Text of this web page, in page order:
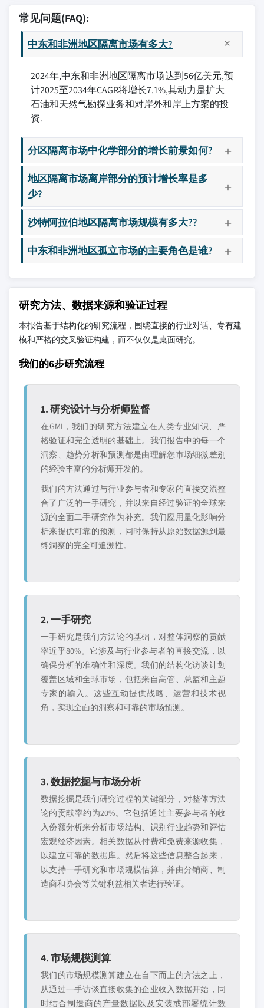
常见问题(FAQ):
中东和非洲地区隔离市场有多大?
2024年,中东和非洲地区隔离市场达到56亿美元,预
计2025至2034年CAGR将增长7.1%,其动力是扩大
石油和天然气勘探业务和对岸外和岸上方案的投
资.
分区隔离市场中化学部分的增长前景如何?
地区隔离市场离岸部分的预计增长率是多
少?
沙特阿拉伯地区隔离市场规模有多大??
中东和非洲地区孤立市场的主要角色是谁?
研究方法、数据来源和验证过程
本报告基于结构化的研究流程，围绕直接的行业对话、专有建
模和严格的交叉验证构建，而不仅仅是桌面研究。
我们的6步研究流程
1. 研究设计与分析师监督
在GMI，我们的研究方法建立在人类专业知识、严
格验证和完全透明的基础上。我们报告中的每一个
洞察、趋势分析和预测都是由理解您市场细微差别
的经验丰富的分析师开发的。
我们的方法通过与行业参与者和专家的直接交流整
合了广泛的一手研究，并以来自经过验证的全球来
源的全面二手研究作为补充。我们应用量化影响分
析来提供可靠的预测，同时保持从原始数据源到最
终洞察的完全可追溯性。
2. 一手研究
一手研究是我们方法论的基础，对整体洞察的贡献
率近乎80%。它涉及与行业参与者的直接交流，以
确保分析的准确性和深度。我们的结构化访谈计划
覆盖区域和全球市场，包括来自高管、总监和主题
专家的输入。这些互动提供战略、运营和技术视
角，实现全面的洞察和可靠的市场预测。
3. 数据挖掘与市场分析
数据挖掘是我们研究过程的关键部分，对整体方法
论的贡献率约为20%。它包括通过主要参与者的收
入份额分析来分析市场结构、识别行业趋势和评估
宏观经济因素。相关数据从付费和免费来源收集，
以建立可靠的数据库。然后将这些信息整合起来，
以支持一手研究和市场规模估算，并由分销商、制
造商和协会等关键利益相关者进行验证。
4. 市场规模测算
我们的市场规模测算建立在自下而上的方法之上，
从通过一手访谈直接收集的企业收入数据开始，同
时结合制造商的产量数据以及安装或部署统计数